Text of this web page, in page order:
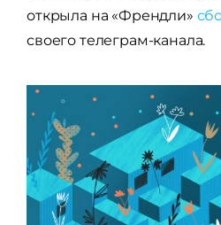
открыла на «Френдли»
своего телеграм-канала.